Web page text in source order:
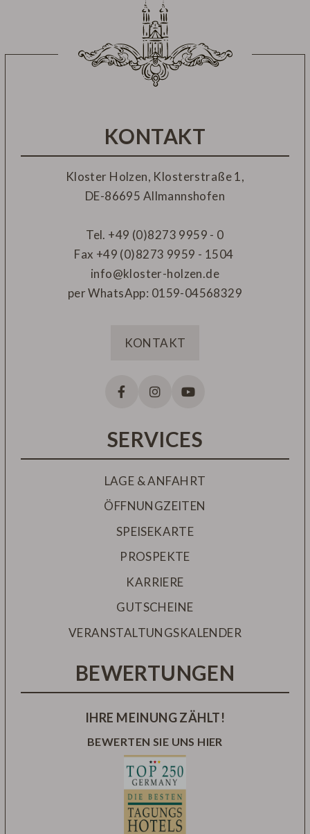
KONTAKT
Kloster Holzen, Klosterstraße 1,
DE-86695 Allmannshofen
Tel. +49 (0)8273 9959 - 0
Fax +49 (0)8273 9959 - 1504
info@kloster-holzen.de
per WhatsApp: 0159-04568329
KONTAKT
SERVICES
LAGE & ANFAHRT
ÖFFNUNGZEITEN
SPEISEKARTE
PROSPEKTE
KARRIERE
GUTSCHEINE
VERANSTALTUNGSKALENDER
BEWERTUNGEN
IHRE MEINUNG ZÄHLT!
BEWERTEN SIE UNS HIER